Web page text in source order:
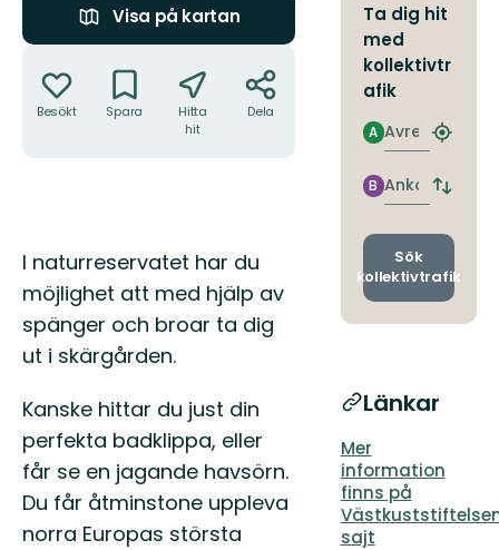
Visa på kartan
Besökt Spara
Hitta
hit
Dela
Beskrivning
I naturreservatet har du
möjlighet att med hjälp av
spänger och broar ta dig
ut i skärgården.
Kanske hittar du just din
perfekta badklippa, eller
får se en jagande havsörn.
Du får åtminstone uppleva
norra Europas största
Ta dig hit
med
kollektivtr
afik
Avresa
A
Hitta
Ankomst
B
Byt
och
Sök
kollektivtrafik
Länkar
Mer
information
finns på
sajt